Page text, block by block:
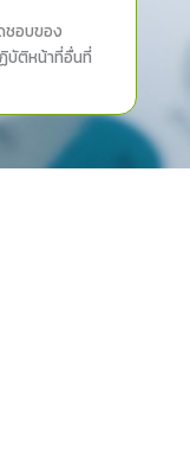
ชอบของ
บัติหน้าที่อื่นที่